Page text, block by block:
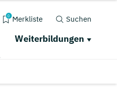
0 Merkliste Suchen
Weiterbildungen